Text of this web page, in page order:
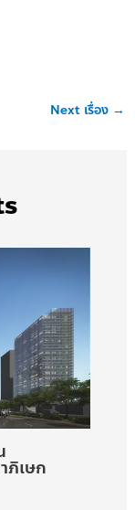
Next เรื่อง →
ภิเษก